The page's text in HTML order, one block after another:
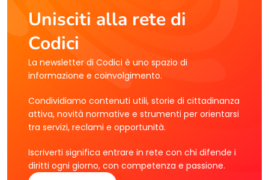
Unisciti alla rete di
Codici
La newsletter di Codici è uno spazio di
informazione e coinvolgimento.
Condividiamo contenuti utili, storie di cittadinanza
attiva, novità normative e strumenti per orientarsi
tra servizi, reclami e opportunità.
Iscriverti significa entrare in rete con chi difende i
diritti ogni giorno, con competenza e passione.